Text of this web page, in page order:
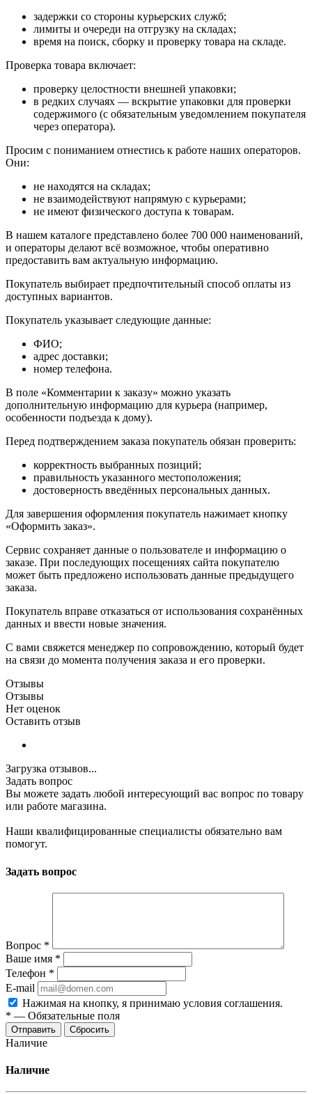
задержки со стороны курьерских служб;
лимиты и очереди на отгрузку на складах;
время на поиск, сборку и проверку товара на складе.
Проверка товара включает:
проверку целостности внешней упаковки;
в редких случаях — вскрытие упаковки для проверки
содержимого (с обязательным уведомлением покупателя
через оператора).
Просим с пониманием отнестись к работе наших операторов.
Они:
не находятся на складах;
не взаимодействуют напрямую с курьерами;
не имеют физического доступа к товарам.
В нашем каталоге представлено более 700 000 наименований,
и операторы делают всё возможное, чтобы оперативно
предоставить вам актуальную информацию.
Покупатель выбирает предпочтительный способ оплаты из
доступных вариантов.
Покупатель указывает следующие данные:
ФИО;
адрес доставки;
номер телефона.
В поле «Комментарии к заказу» можно указать
дополнительную информацию для курьера (например,
особенности подъезда к дому).
Перед подтверждением заказа покупатель обязан проверить:
корректность выбранных позиций;
правильность указанного местоположения;
достоверность введённых персональных данных.
Для завершения оформления покупатель нажимает кнопку
«Оформить заказ».
Сервис сохраняет данные о пользователе и информацию о
заказе. При последующих посещениях сайта покупателю
может быть предложено использовать данные предыдущего
заказа.
Покупатель вправе отказаться от использования сохранённых
данных и ввести новые значения.
С вами свяжется менеджер по сопровождению, который будет
на связи до момента получения заказа и его проверки.
Отзывы
Отзывы
Нет оценок
Оставить отзыв
Загрузка отзывов...
Задать вопрос
Вы можете задать любой интересующий вас вопрос по товару
или работе магазина.
Наши квалифицированные специалисты обязательно вам
помогут.
Задать вопрос
Вопрос *
Ваше имя *
Телефон *
E-mail
Нажимая на кнопку, я принимаю условия соглашения.
* — Обязательные поля
Отправить Сбросить
Наличие
Наличие